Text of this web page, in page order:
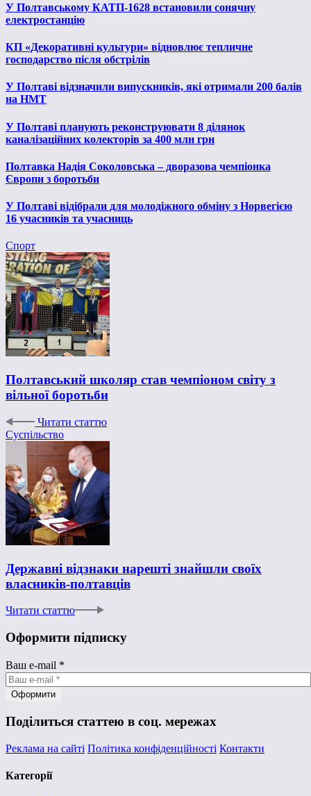
У Полтавському КАТП-1628 встановили сонячну
електростанцію
КП «Декоративні культури» відновлює тепличне
господарство після обстрілів
У Полтаві відзначили випускників, які отримали 200 балів
на НМТ
У Полтаві планують реконструювати 8 ділянок
каналізаційних колекторів за 400 млн грн
Полтавка Надія Соколовська – дворазова чемпіонка
Європи з боротьби
У Полтаві відібрали для молодіжного обміну з Норвегією
16 учасників та учасниць
Спорт
Полтавський школяр став чемпіоном світу з
вільної боротьби
Читати статтю
Суспільство
Державні відзнаки нарешті знайшли своїх
власників-полтавців
Читати статтю
Оформити підписку
Ваш e-mail *
Поділиться статтею в соц. мережах
Реклама на сайті Політика конфіденційності Контакти
Категорії